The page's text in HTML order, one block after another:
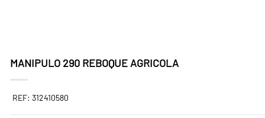
MANIPULO 290 REBOQUE AGRICOLA
REF: 312410580